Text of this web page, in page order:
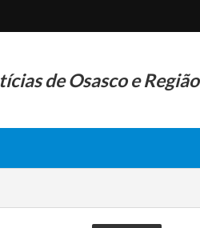
de Osasco e Região